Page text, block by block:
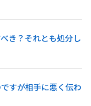
き？それとも処分し
すが相手に悪く伝わ